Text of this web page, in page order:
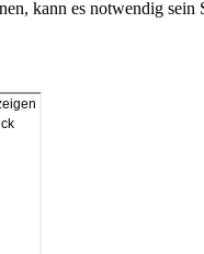
kann es notwendig